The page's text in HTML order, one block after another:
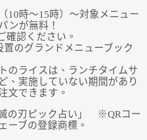
10時～15時）～対象メニュー
ンが無料！
確認ください。
のグランドメニューブック
のライスは、ランチタイムサ
、実施していない期間があり
文できます。
の刃ピック占い」 ※QRコー
ーブの登録商標。